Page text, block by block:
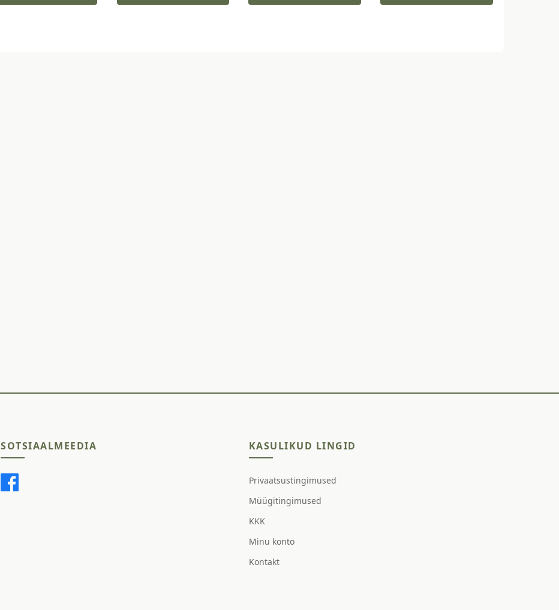
SOTSIAALMEEDIA KASULIKUD LINGID
Privaatsustingimused
Müügitingimused
KKK
Minu konto
Kontakt